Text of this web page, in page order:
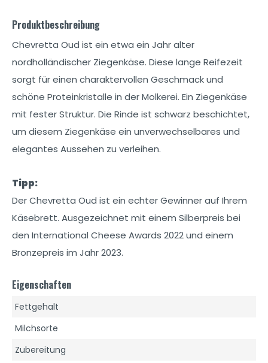
Produktbeschreibung
Chevretta Oud ist ein etwa ein Jahr alter
nordholländischer Ziegenkäse. Diese lange Reifezeit
sorgt für einen charaktervollen Geschmack und
schöne Proteinkristalle in der Molkerei. Ein Ziegenkäse
mit fester Struktur. Die Rinde ist schwarz beschichtet,
um diesem Ziegenkäse ein unverwechselbares und
elegantes Aussehen zu verleihen.
Tipp:
Der Chevretta Oud ist ein echter Gewinner auf Ihrem
Käsebrett. Ausgezeichnet mit einem Silberpreis bei
den International Cheese Awards 2022 und einem
Bronzepreis im Jahr 2023.
Eigenschaften
Fettgehalt
Milchsorte
Zubereitung